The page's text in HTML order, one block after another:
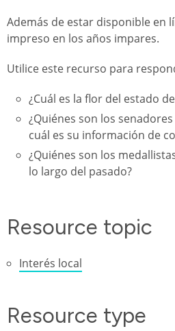
Además de estar disponible en
impreso en los años impares.
Utilice este recurso para
¿Cuál es la flor del estado
¿Quiénes son los
cuál es su información de
¿Quiénes son los
lo largo del pasado?
Resource topic
Interés local
Resource type